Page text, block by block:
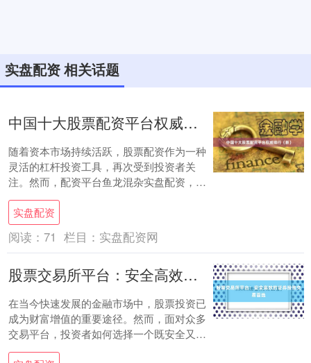
实盘配资 相关话题
中国十大股票配资平台权威排行（新）
随着资本市场持续活跃，股票配资作为一种
灵活的杠杆投资工具，再次受到投资者关
注。然而，配资平台鱼龙混杂实盘配资，选
择一家安全、合规、稳定的平台至关重要。
本文基于平....
实盘配资
阅读： 71 栏目： 实盘配资网
股票交易所平台：安全高效的证券投资交易首选
在当今快速发展的金融市场中，股票投资已
成为财富增值的重要途径。然而，面对众多
交易平台，投资者如何选择一个既安全又高
效的证券投资交易渠道？一个优质的股票交